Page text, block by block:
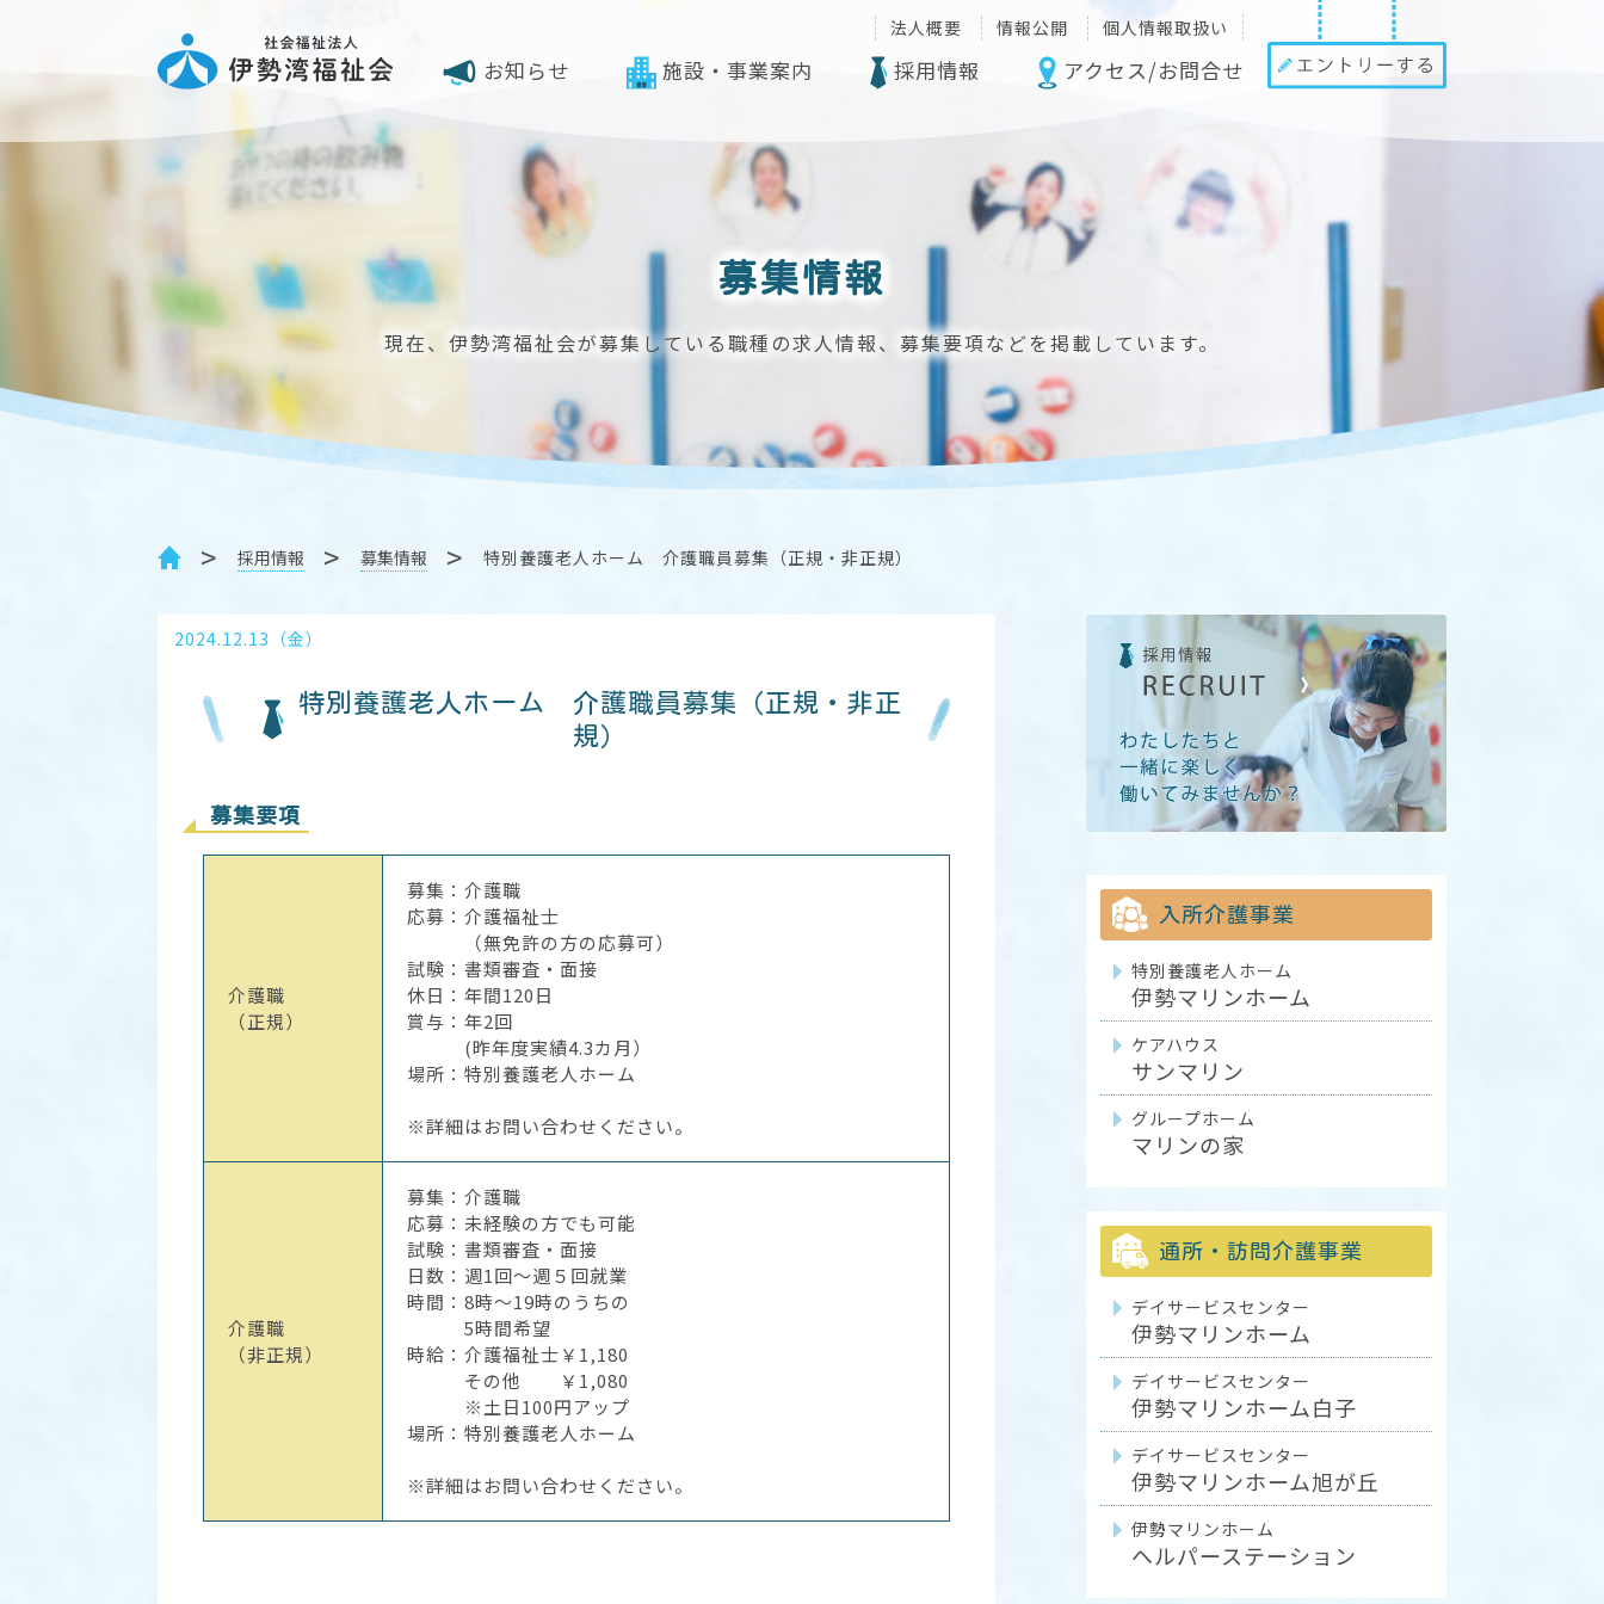
法人概要 情報公開 個人情報取扱い
お知らせ 施設・事業案内 採用情報 アクセス/お問合せ
募集情報
現在、伊勢湾福祉会が募集している職種の求人情報、募集要項などを掲載しています。
採用情報 募集情報 特別養護老人ホーム 介護職員募集（正規・非正規）
特別養護老人ホーム 介護職員募集（正規・非正
規）
募集要項
介護職
（正規）
募集：介護職
応募：介護福祉士
（無免許の方の応募可）
試験：書類審査・面接
休日：年間120日
賞与：年2回
(昨年度実績4.3カ月）
場所：特別養護老人ホーム
※詳細はお問い合わせください。
介護職
（非正規）
募集：介護職
応募：未経験の方でも可能
試験：書類審査・面接
日数：週1回～週５回就業
時間：8時～19時のうちの
5時間希望
時給：介護福祉士￥1,180
その他 ￥1,080
※土日100円アップ
場所：特別養護老人ホーム
※詳細はお問い合わせください。
2024.12.13（金）
入所介護事業
特別養護老人ホーム
伊勢マリンホーム
ケアハウス
サンマリン
グループホーム
マリンの家
通所・訪問介護事業
デイサービスセンター
伊勢マリンホーム
デイサービスセンター
伊勢マリンホーム白子
デイサービスセンター
伊勢マリンホーム旭が丘
伊勢マリンホーム
ヘルパーステーション